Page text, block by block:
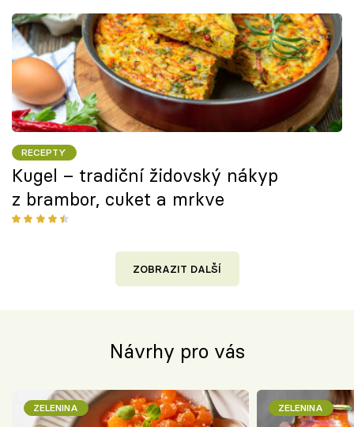
RECEPTY
Kugel – tradiční židovský nákyp
z brambor, cuket a mrkve
ZOBRAZIT DALŠÍ
Návrhy pro vás
ZELENINA ZELENINA